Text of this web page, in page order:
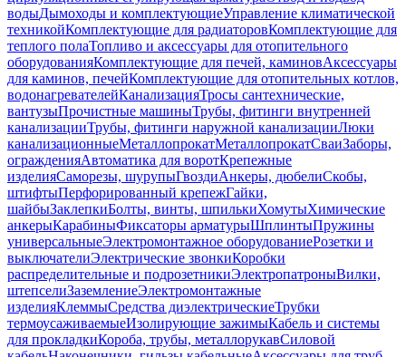
водыДымоходы и комплектующиеУправление климатической
техникойКомплектующие для радиаторовКомплектующие для
теплого полаТопливо и аксессуары для отопительного
оборудованияКомплектующие для печей, каминовАксессуары
для каминов, печейКомплектующие для отопительных котлов,
водонагревателейКанализацияТросы сантехнические,
вантузыПрочистные машиныТрубы, фитинги внутренней
канализацииТрубы, фитинги наружной канализацииЛюки
канализационныеМеталлопрокатМеталлопрокатСваиЗаборы,
огражденияАвтоматика для воротКрепежные
изделияСаморезы, шурупыГвоздиАнкеры, дюбелиСкобы,
штифтыПерфорированный крепежГайки,
шайбыЗаклепкиБолты, винты, шпилькиХомутыХимические
анкерыКарабиныФиксаторы арматурыШплинтыПружины
универсальныеЭлектромонтажное оборудованиеРозетки и
выключателиЭлектрические звонкиКоробки
распределительные и подрозетникиЭлектропатроныВилки,
штепселиЗаземлениеЭлектромонтажные
изделияКлеммыСредства диэлектрическиеТрубки
термоусаживаемыеИзолирующие зажимыКабель и системы
для прокладкиКороба, трубы, металлорукавСиловой